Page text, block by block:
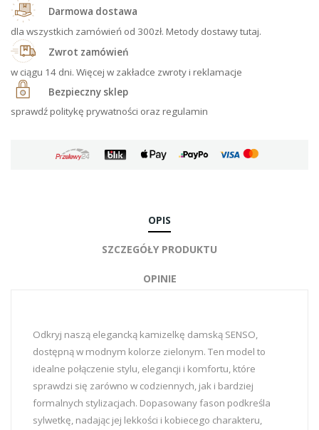
Darmowa dostawa
dla wszystkich zamówień od 300zł. Metody dostawy tutaj.
Zwrot zamówień
w ciągu 14 dni. Więcej w zakładce zwroty i reklamacje
Bezpieczny sklep
sprawdź politykę prywatności oraz regulamin
OPIS
SZCZEGÓŁY PRODUKTU
OPINIE
Odkryj naszą elegancką kamizelkę damską SENSO,
dostępną w modnym kolorze zielonym. Ten model to
idealne połączenie stylu, elegancji i komfortu, które
sprawdzi się zarówno w codziennych, jak i bardziej
formalnych stylizacjach. Dopasowany fason podkreśla
sylwetkę, nadając jej lekkości i kobiecego charakteru,